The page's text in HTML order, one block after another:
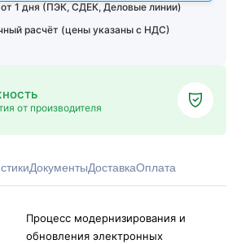
1 дня (ПЭК, СДЕК, Деловые линии)
расчёт (цены указаны с НДС)
от производителя
ДокументыДоставкаОплата
Процесс модернизирования и
обновления электронных